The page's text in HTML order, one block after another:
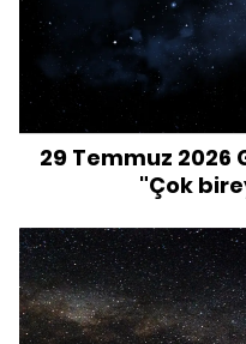
29 Temmuz 2026
"Çok